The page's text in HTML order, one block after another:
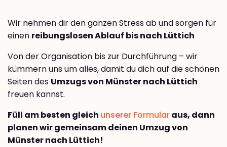
Wir nehmen dir den ganzen Stress ab und sorgen für
einen reibungslosen Ablauf bis nach Lüttich
Von der Organisation bis zur Durchführung – wir
kümmern uns um alles, damit du dich auf die schönen
Seiten des Umzugs von Münster nach Lüttich
freuen kannst.
Füll am besten gleich unserer Formularaus, dann
planen wir gemeinsam deinen Umzug von
Münster nach Lüttich!